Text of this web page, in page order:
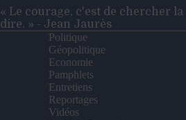
« Le courage, c'est de chercher
dire. » - Jean Jaurès
Politique
Géopolitique
Economie
Pamphlets
Entretiens
Reportages
Vidéos